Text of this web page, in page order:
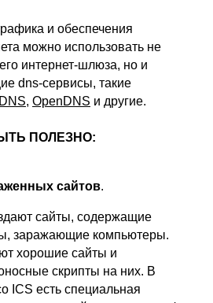
и обеспечения
можно использовать не
интернет-шлюза, но и
dns-сервисы, такие
, OpenDNS и другие.
ПОЛЕЗНО:
сайтов.
сайты, содержащие
заражающие компьютеры.
хорошие сайты и
скрипты на них. В
ICS есть специальная